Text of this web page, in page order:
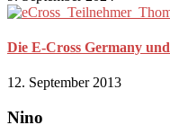
Die E-Cross Germany
12. September 2013
Nino